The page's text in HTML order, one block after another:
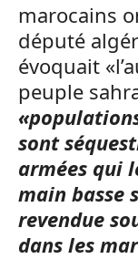
marocains
député
évoquait
peuple
sont
armées qui
main basse
revendue
dans les